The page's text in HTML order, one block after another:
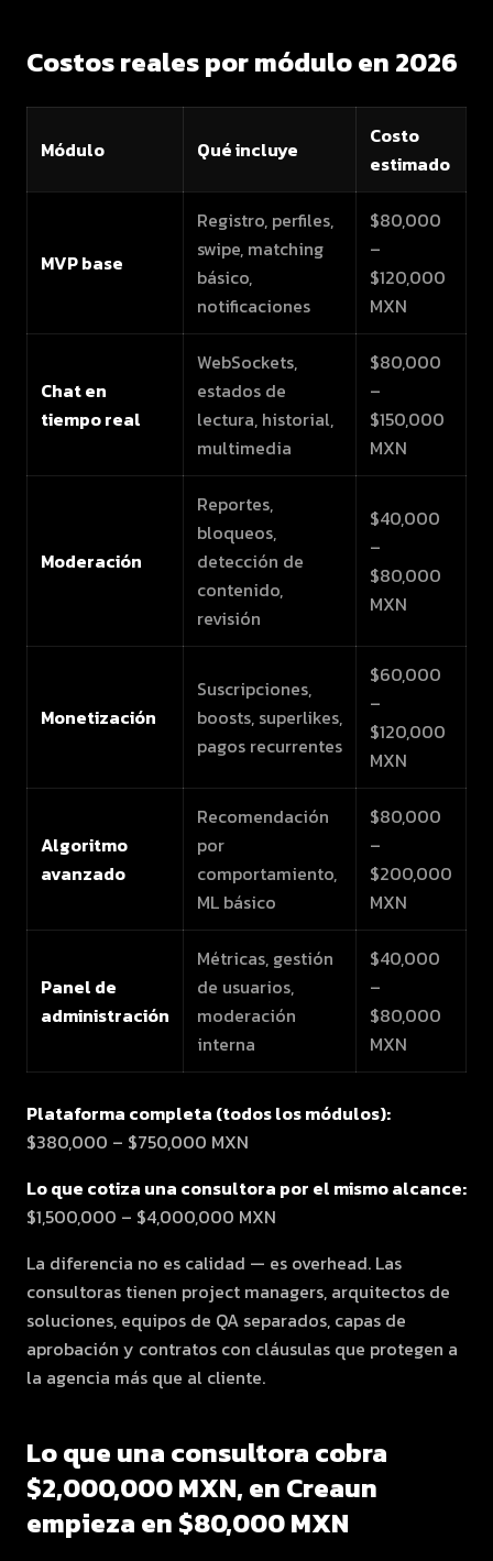
Costos reales por módulo en 2026
Módulo Qué incluye
Costo
estimado
MVP base
Registro, perfiles,
swipe, matching
básico,
notificaciones
$80,000
–
$120,000
MXN
Chat en
tiempo real
WebSockets,
estados de
lectura, historial,
multimedia
$80,000
–
$150,000
MXN
Moderación
Reportes,
bloqueos,
detección de
contenido,
revisión
$40,000
–
$80,000
MXN
Monetización
Suscripciones,
boosts, superlikes,
pagos recurrentes
$60,000
–
$120,000
MXN
Algoritmo
avanzado
Recomendación
por
comportamiento,
ML básico
$80,000
–
$200,000
MXN
Panel de
administración
Métricas, gestión
de usuarios,
moderación
interna
$40,000
–
$80,000
MXN
Plataforma completa (todos los módulos):
$380,000 – $750,000 MXN
Lo que cotiza una consultora por el mismo alcance:
$1,500,000 – $4,000,000 MXN
La diferencia no es calidad — es overhead. Las
consultoras tienen project managers, arquitectos de
soluciones, equipos de QA separados, capas de
aprobación y contratos con cláusulas que protegen a
la agencia más que al cliente.
Lo que una consultora cobra
$2,000,000 MXN, en Creaun
empieza en $80,000 MXN